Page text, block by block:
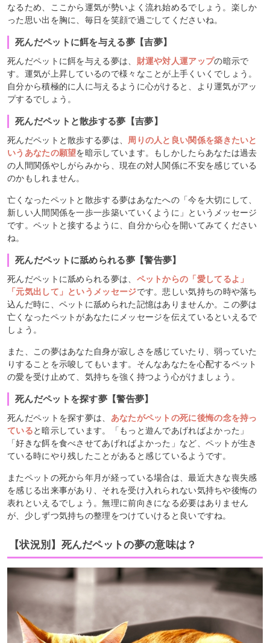
なるため、ここから運気が勢いよく流れ始めるでしょう。楽しか
った思い出を胸に、毎日を笑顔で過ごしてくださいね。
死んだペットに餌を与える夢【吉夢】
死んだペットに餌を与える夢は、 財運や対人運アップの暗示で
す。運気が上昇しているので様々なことが上手くいくでしょう。
自分から積極的に人に与えるように心がけると、より運気がアッ
プするでしょう。
死んだペットと散歩する夢【吉夢】
死んだペットと散歩する夢は、
周りの人と良い関係を築きたいと
いうあなたの願望を暗示しています。もしかしたらあなたは過去
の人間関係やしがらみから、現在の対人関係に不安を感じている
のかもしれません。
亡くなったペットと散歩する夢はあなたへの「今を大切にして、
新しい人間関係を一歩一歩築いていくように」というメッセージ
です。ペットと接するように、自分から心を開いてみてください
ね。
死んだペットに舐められる夢【警告夢】
死んだペットに舐められる夢は、 ペットからの「愛してるよ」
「元気出して」というメッセージです。悲しい気持ちの時や落ち
込んだ時に、ペットに舐められた記憶はありませんか。この夢は
亡くなったペットがあなたにメッセージを伝えているといえるで
しょう。
また、この夢はあなた自身が寂しさを感じていたり、弱っていた
りすることを示唆してもいます。そんなあなたを心配するペット
の愛を受け止めて、気持ちを強く持つよう心がけましょう。
死んだペットを探す夢【警告夢】
死んだペットを探す夢は、 あなたがペットの死に後悔の念を持っ
ていると暗示しています。「もっと遊んであげればよかった」
「好きな餌を食べさせてあげればよかった」など、ペットが生き
ている時にやり残したことがあると感じているようです。
またペットの死から年月が経っている場合は、最近大きな喪失感
を感じる出来事があり、それを受け入れられない気持ちや後悔の
表れといえるでしょう。無理に前向きになる必要はありません
が、少しずつ気持ちの整理をつけていけると良いですね。
【状況別】死んだペットの夢の意味は？